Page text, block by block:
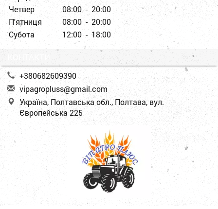
Четвер
08:00 - 20:00
П'ятниця
08:00 - 20:00
Субота
12:00 - 18:00
КОНТАКТИ
+380682609390
vipagropluss@gmail.com
Україна, Полтавська обл., Полтава, вул.
Європейська 225